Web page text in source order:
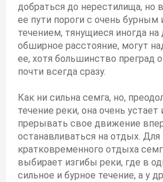
добраться до нерестилища, но
ее пути пороги с очень бурным
течением, тянущиеся иногда на
обширное расстояние, могут
ее, хотя большинство преград
почти всегда сразу.
Как ни сильна семга, но,
течение реки, она очень
прерывать свое движение
останавливаться на отдых. Для
кратковременного отдыха
выбирает изгибы реки, где в
сильное и бурное течение, а у